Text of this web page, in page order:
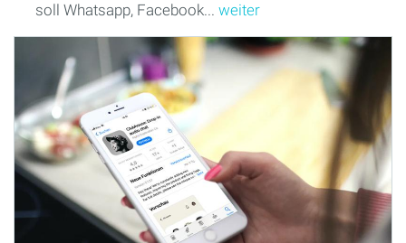
soll Whatsapp, Facebook... weiter